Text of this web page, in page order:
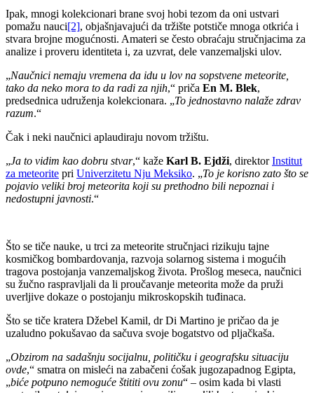
Ipak, mnogi kolekcionari brane svoj hobi tezom da oni ustvari
pomažu nauci[2], objašnjavajući da tržište potstiče mnoga otkrića i
stvara brojne mogućnosti. Amateri se često obraćaju stručnjacima za
analize i proveru identiteta i, za uzvrat, dele vanzemaljski ulov.
„Naučnici nemaju vremena da idu u lov na sopstvene meteorite,
tako da neko mora to da radi za njih,“ priča En M. Blek,
predsednica udruženja kolekcionara. „To jednostavno nalaže zdrav
razum.“
Čak i neki naučnici aplaudiraju novom tržištu.
„Ja to vidim kao dobru stvar,“ kaže Karl B. Ejdži, direktorInstitut
za meteorite pri Univerzitetu Nju Meksiko. „To je korisno zato što se
pojavio veliki broj meteorita koji su prethodno bili nepoznai i
nedostupni javnosti.“
Što se tiče nauke, u trci za meteorite stručnjaci rizikuju tajne
kosmičkog bombardovanja, razvoja solarnog sistema i mogućih
tragova postojanja vanzemaljskog života. Prošlog meseca, naučnici
su žučno raspravljali da li proučavanje meteorita može da pruži
uverljive dokaze o postojanju mikroskopskih tuđinaca.
Što se tiče kratera Džebel Kamil, dr Di Martino je pričao da je
uzaludno pokušavao da sačuva svoje bogatstvo od pljačkaša.
„Obzirom na sadašnju socijalnu, političku i geografsku situaciju
ovde,“ smatra on misleći na zabačeni ćošak jugozapadnog Egipta,
„biće potpuno nemoguće štititi ovu zonu“ – osim kada bi vlasti